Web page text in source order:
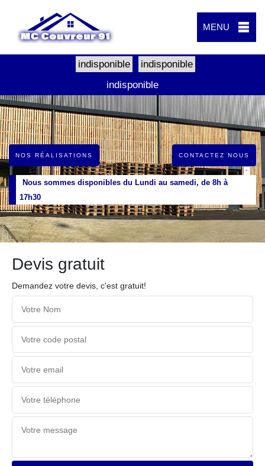
MENU
indisponible
indisponible
indisponible
NOS RÉALISATIONS CONTACTEZ NOUS
Nous sommes disponibles du Lundi au samedi, de 8h à
17h30
Devis gratuit
Demandez votre devis, c'est gratuit!